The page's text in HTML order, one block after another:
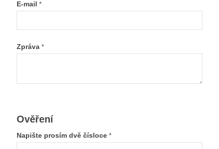
E-mail *
Zpráva *
Ověření
Napište prosím dvě čísloce *